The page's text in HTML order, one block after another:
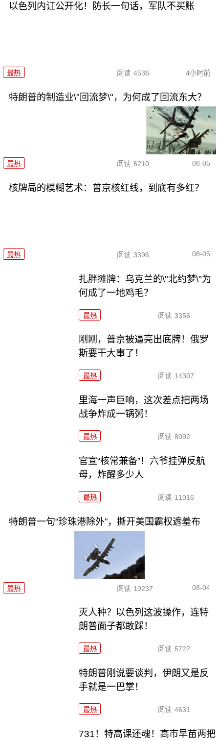
以色列内讧公开化！防长一句话，军队不买账
最热 阅读 4536 4小时前
特朗普的制造业\"回流梦\"，为何成了回流东大？
最热 阅读 6210 08-05
核牌局的模糊艺术：普京核红线，到底有多红？
最热 阅读 3396 08-05
扎胖摊牌：乌克兰的\"北约梦\"为
何成了一地鸡毛？
最热 阅读 3356
刚刚，普京被逼亮出底牌！俄罗
斯要干大事了！
最热 阅读 14307
里海一声巨响，这次差点把两场
战争炸成一锅粥！
最热 阅读 8092
官宣“核常兼备”！六爷挂弹反航
母，炸醒多少人
最热 阅读 11016
特朗普一句“珍珠港除外”，撕开美国霸权遮羞布
最热 阅读 10237 08-04
灭人种？以色列这波操作，连特
朗普面子都敢踩！
最热 阅读 5727
特朗普刚说要谈判，伊朗又是反
手就是一巴掌！
最热 阅读 4631
731！特高课还魂！高市早苗两把